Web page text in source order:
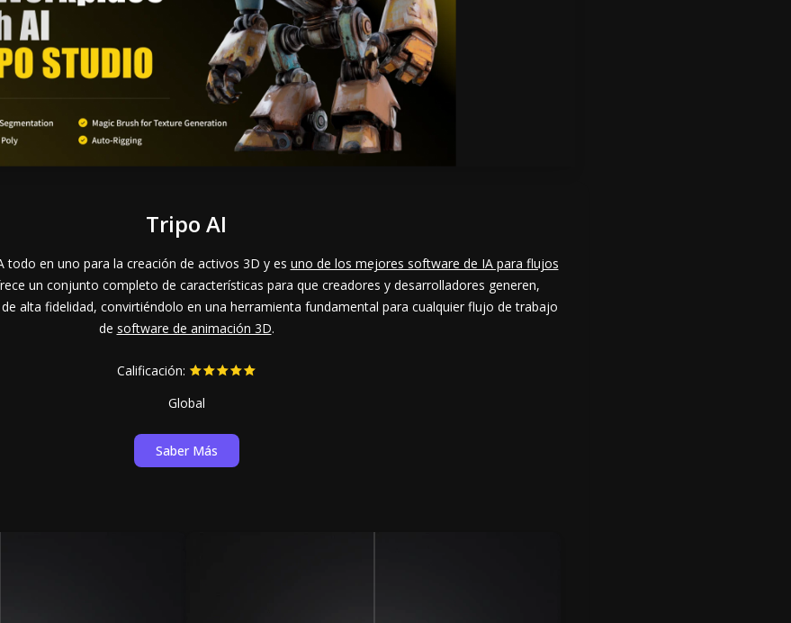
Tripo AI
todo en uno para la creación de activos 3D y es uno de los mejores software de IA para flujos
un conjunto completo de características para que creadores y desarrolladores generen,
alta fidelidad, convirtiéndolo en una herramienta fundamental para cualquier flujo de trabajo
de software de animación 3D.
Calificación:
Global
Saber Más